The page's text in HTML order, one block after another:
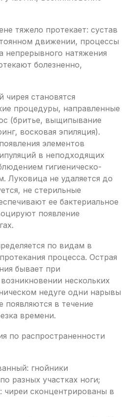
тяжело протекает: сустав
движении, процессы
непрерывного натяжения
болезненно,
чирея становятся
процедуры, направленные
(бритье, выщипывание
восковая эпиляция).
элементов
в неподходящих
гигиеническо-
Луковица не удаляется до
не стерильные
ее бактериальное
появление
по видам в
процесса. Острая
бывает при
нескольких
недуге одни нарывы
появляются в течение
времени.
по распространенности
гнойники
разных участках ноги;
чиреи сконцентрированы в